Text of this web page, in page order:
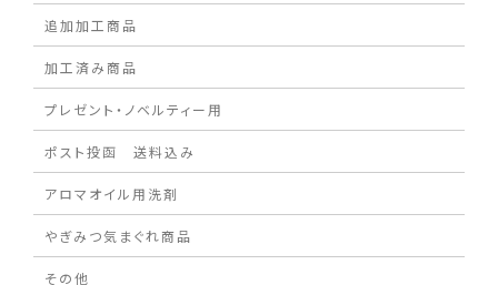
追加加工商品
加工済み商品
プレゼント・ノベルティー用
ポスト投函 送料込み
アロマオイル用洗剤
やぎみつ気まぐれ商品
その他